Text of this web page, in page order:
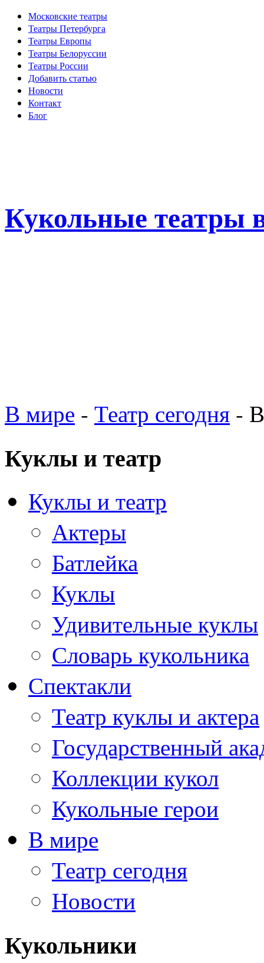
Московские театры
Театры Петербурга
Театры Европы
Театры Белоруссии
Театры России
Добавить статью
Новости
Контакт
Блог
Кукольные театры
В мире - Театр сегодня -
Куклы и театр
Куклы и театр
Актеры
Батлейка
Куклы
Удивительные куклы
Словарь кукольника
Спектакли
Театр куклы и актера
Государственный
Коллекции кукол
Кукольные герои
В мире
Театр сегодня
Новости
Кукольники